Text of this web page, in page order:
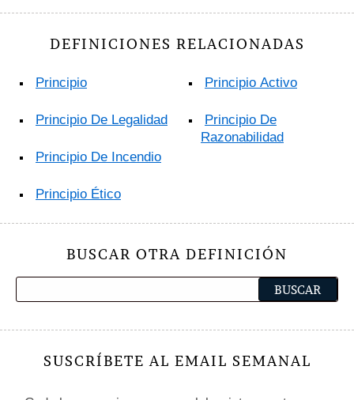
DEFINICIONES RELACIONADAS
Principio
Principio De Legalidad
Principio De Incendio
Principio Ético
Principio Activo
Principio De
Razonabilidad
BUSCAR OTRA DEFINICIÓN
SUSCRÍBETE AL EMAIL SEMANAL